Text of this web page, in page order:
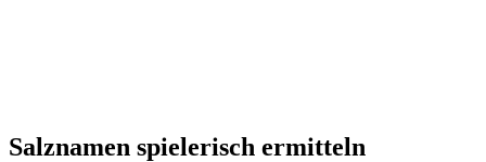
Salznamen spielerisch ermitteln